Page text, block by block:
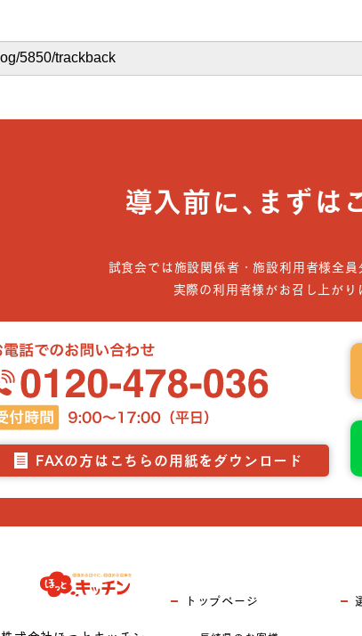
導入前に､まずは
試食会では施設関係者・施設利用者様全
実際の利用者様がお召し上がり
FAXの方はこちらの用紙をダウンロード
トップページ